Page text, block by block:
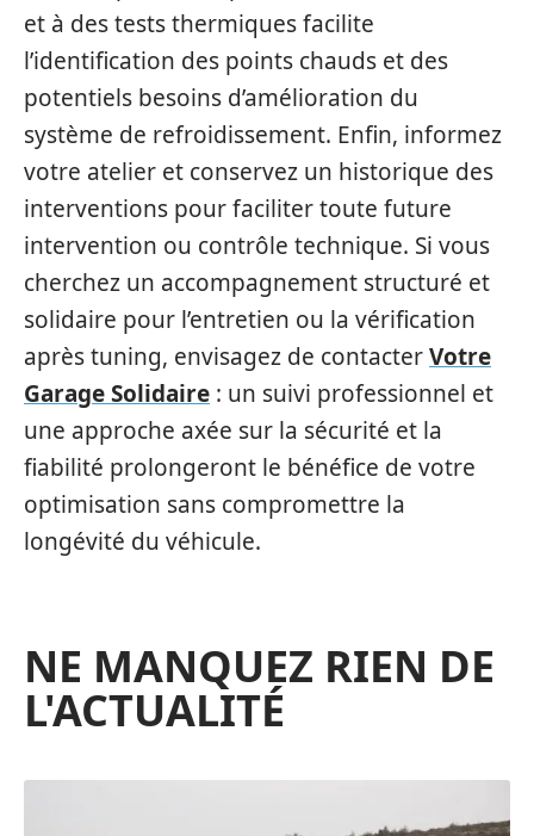
et à des tests thermiques facilite
l’identification des points chauds et des
potentiels besoins d’amélioration du
système de refroidissement. Enfin, informez
votre atelier et conservez un historique des
interventions pour faciliter toute future
intervention ou contrôle technique. Si vous
cherchez un accompagnement structuré et
solidaire pour l’entretien ou la vérification
après tuning, envisagez de contacterVotre
Garage Solidaire : un suivi professionnel et
une approche axée sur la sécurité et la
fiabilité prolongeront le bénéfice de votre
optimisation sans compromettre la
longévité du véhicule.
NE MANQUEZ RIEN DE
L'ACTUALITÉ